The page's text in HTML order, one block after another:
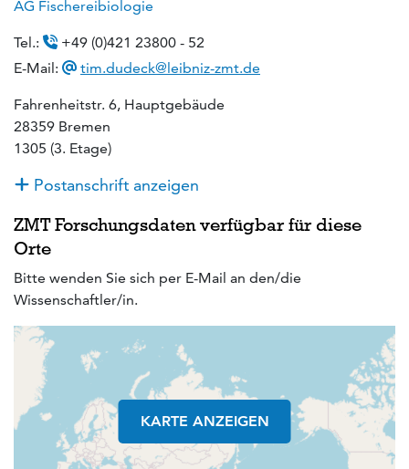
AG Fischereibiologie
Tel.:
+49 (0)421 23800 - 52
E-Mail:
tim.dudeck@leibniz-zmt.de
Fahrenheitstr. 6, Hauptgebäude
28359 Bremen
1305 (3. Etage)
Postanschrift anzeigen
ZMT Forschungsdaten verfügbar für diese
Orte
Bitte wenden Sie sich per E-Mail an den/die
Wissenschaftler/in.
KARTE ANZEIGEN